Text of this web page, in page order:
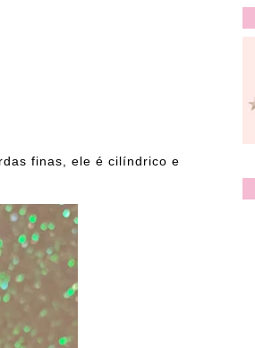
finas, ele é cilíndrico e